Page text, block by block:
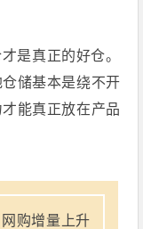
是真正的好仓。
储基本是绕不开
能真正放在产品
购增量上升